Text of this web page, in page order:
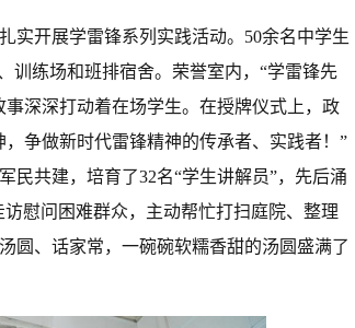
实开展学雷锋系列实践活动。50余名中学生
训练场和班排宿舍。荣誉室内，“学雷锋先
深深打动着在场学生。在授牌仪式上，政
争做新时代雷锋精神的传承者、实践者！”
民共建，培育了32名“学生讲解员”，先后涌
慰问困难群众，主动帮忙打扫庭院、整理
圆、话家常，一碗碗软糯香甜的汤圆盛满了